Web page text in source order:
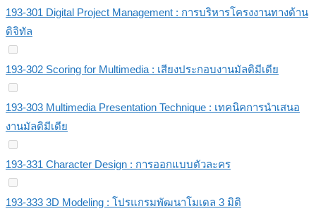
193-301 Digital Project Management : การบริหารโครงงานทางด้าน
ดิจิทัล
193-302 Scoring for Multimedia : เสียงประกอบงานมัลติมีเดีย
193-303 Multimedia Presentation Technique : เทคนิคการนำเสนอ
งานมัลติมีเดีย
193-331 Character Design : การออกแบบตัวละคร
193-333 3D Modeling : โปรแกรมพัฒนาโมเดล 3 มิติ